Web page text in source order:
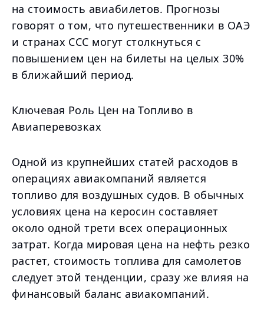
на стоимость авиабилетов. Прогнозы
говорят о том, что путешественники в ОАЭ
и странах ССС могут столкнуться с
повышением цен на билеты на целых 30%
в ближайший период.
Ключевая Роль Цен на Топливо в
Авиаперевозках
Одной из крупнейших статей расходов в
операциях авиакомпаний является
топливо для воздушных судов. В обычных
условиях цена на керосин составляет
около одной трети всех операционных
затрат. Когда мировая цена на нефть резко
растет, стоимость топлива для самолетов
следует этой тенденции, сразу же влияя на
финансовый баланс авиакомпаний.